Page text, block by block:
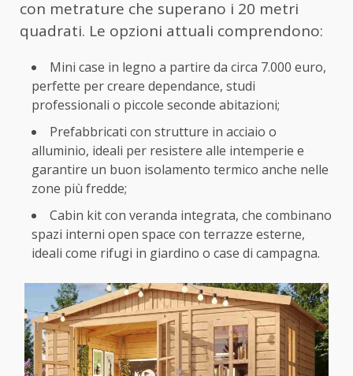
con metrature che superano i 20 metri
quadrati. Le opzioni attuali comprendono:
Mini case in legno a partire da circa 7.000 euro,
perfette per creare dependance, studi
professionali o piccole seconde abitazioni;
Prefabbricati con strutture in acciaio o
alluminio, ideali per resistere alle intemperie e
garantire un buon isolamento termico anche nelle
zone più fredde;
Cabin kit con veranda integrata, che combinano
spazi interni open space con terrazze esterne,
ideali come rifugi in giardino o case di campagna.